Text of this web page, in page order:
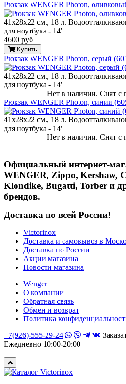
Рюкзак WENGER Photon,
41х28х22 см., 18 л.
для ноутбука - 14"
4600 руб
Купить
Рюкзак WENGER Photon, серый
41х28х22 см., 18 л.
для ноутбука - 14"
Нет в наличии. Снят с
Рюкзак WENGER Photon, синий
41х28х22 см., 18 л.
для ноутбука - 14"
Нет в наличии. Снят с
Официальный интернет-
WENGER, Zippo, Kershaw,
Klondike, Bugatti, Torber и
брендов.
Доставка по всей России!
Victorinox
Доставка и самовывоз в
Доставка по России
Акции магазина
Новости магазина
Wenger
О компании
Обратная связь
Обмен и возврат
Политика
+7(926)-555-29-24
Ежедневно 10:00-20:00